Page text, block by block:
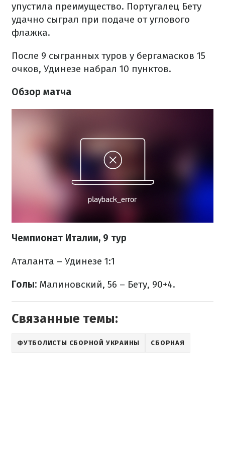
упустила преимущество. Португалец Бету
удачно сыграл при подаче от углового
флажка.
После 9 сыгранных туров у бергамасков 15
очков, Удинезе набрал 10 пунктов.
Обзор матча
Чемпионат Италии, 9 тур
Аталанта – Удинезе 1:1
Голы: Малиновский, 56 – Бету, 90+4.
Связанные темы:
ФУТБОЛИСТЫ СБОРНОЙ УКРАИНЫ СБОРНАЯ